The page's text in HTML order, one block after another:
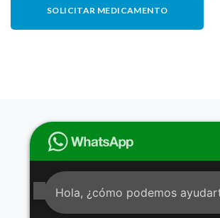
SOLICITAR MEDICAMENTO
Hola, ¿cómo podemos